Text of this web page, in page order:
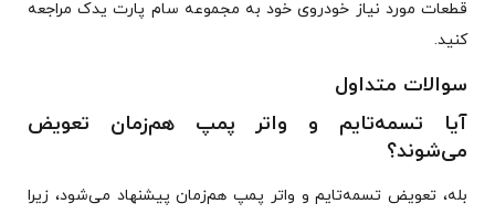
قطعات مورد نیاز خودروی خود به مجموعه سام پارت یدک مراجعه
کنید.
سوالات متداول
آیا تسمه‌تایم و واتر پمپ هم‌زمان تعویض
می‌شوند؟
بله، تعویض تسمه‌تایم و واتر پمپ هم‌زمان پیشنهاد می‌شود، زیرا